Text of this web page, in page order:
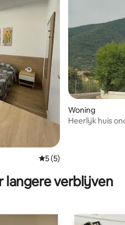
51 recensies
Gemiddelde
5 (5)
Woning
Heerlijk huis
langere verblijven